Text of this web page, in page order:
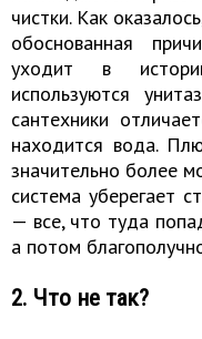
чистки. Как
обоснованная
уходит в
используются
сантехники
находится вода.
значительно более
система уберегает
— все, что туда
а потом
2. Что не так?